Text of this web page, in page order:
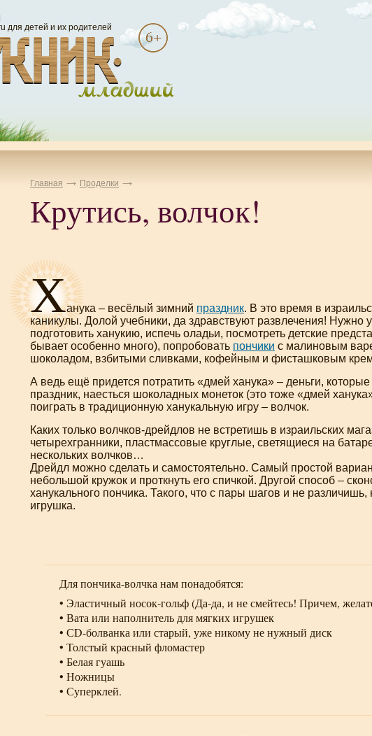
для детей и их родителей
Главная Проделки
Крутись, волчок!
Ханука – весёлый зимний праздник. В это время в
каникулы. Долой учебники, да здравствуют развлечения! Нужно
подготовить ханукию, испечь оладьи, посмотреть детские
бывает особенно много), попробовать пончики с малиновым
шоколадом, взбитыми сливками, кофейным и фисташковым
А ведь ещё придется потратить «дмей ханука» – деньги,
праздник, наесться шоколадных монеток (это тоже «дмей
поиграть в традиционную ханукальную игру – волчок.
Каких только волчков-дрейдлов не встретишь в израильских
четырехгранники, пластмассовые круглые, светящиеся на
нескольких волчков…
Дрейдл можно сделать и самостоятельно. Самый простой
небольшой кружок и проткнуть его спичкой. Другой способ –
ханукального пончика. Такого, что с пары шагов и не
игрушка.
Дляпончика-волчка нам понадобятся:
• Эластичный носок-гольф(Да-да, и не смейтесь! Причем,
• Вата или наполнитель для мягких игрушек
• СD-болванка или старый, уже никому не нужный диск
• Толстый красный фломастер
• Белая гуашь
• Ножницы
• Суперклей.